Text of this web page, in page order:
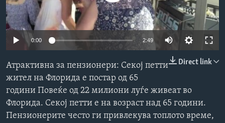
Јазици
0:00 2:49
Direct link
Атрактивна за пензионери: Секој петти
жител на Флорида е постар од 65
години Повеќе од 22 милиони луѓе живеат во
Флорида. Секој петти е на возраст над 65 години.
Пензионерите често ги привлекува топлото време,